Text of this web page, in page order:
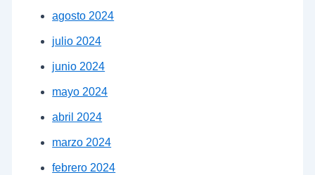
agosto 2024
julio 2024
junio 2024
mayo 2024
abril 2024
marzo 2024
febrero 2024